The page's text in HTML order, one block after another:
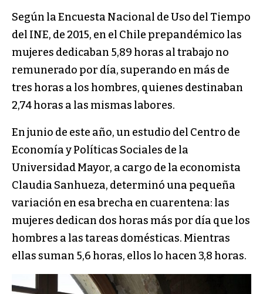
Según la Encuesta Nacional de Uso del Tiempo
del INE, de 2015, en el Chile prepandémico las
mujeres dedicaban 5,89 horas al trabajo no
remunerado por día, superando en más de
tres horas a los hombres, quienes destinaban
2,74 horas a las mismas labores.
En junio de este año, un estudio del Centro de
Economía y Políticas Sociales de la
Universidad Mayor, a cargo de la economista
Claudia Sanhueza, determinó una pequeña
variación en esa brecha en cuarentena: las
mujeres dedican dos horas más por día que los
hombres a las tareas domésticas. Mientras
ellas suman 5,6 horas, ellos lo hacen 3,8 horas.